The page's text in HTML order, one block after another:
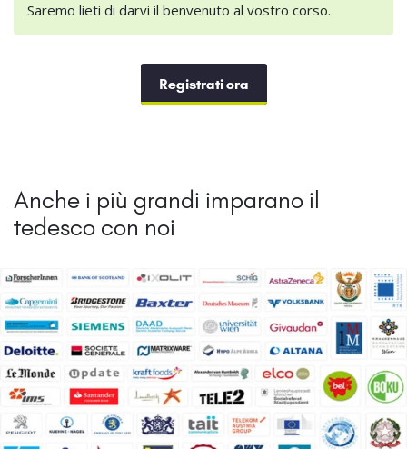
Saremo lieti di darvi il benvenuto al vostro corso.
Registrati ora
Anche i più grandi imparano il
tedesco con noi